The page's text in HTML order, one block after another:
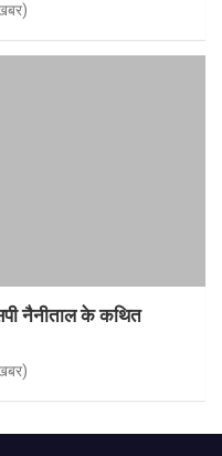
नैनीताल के कथित